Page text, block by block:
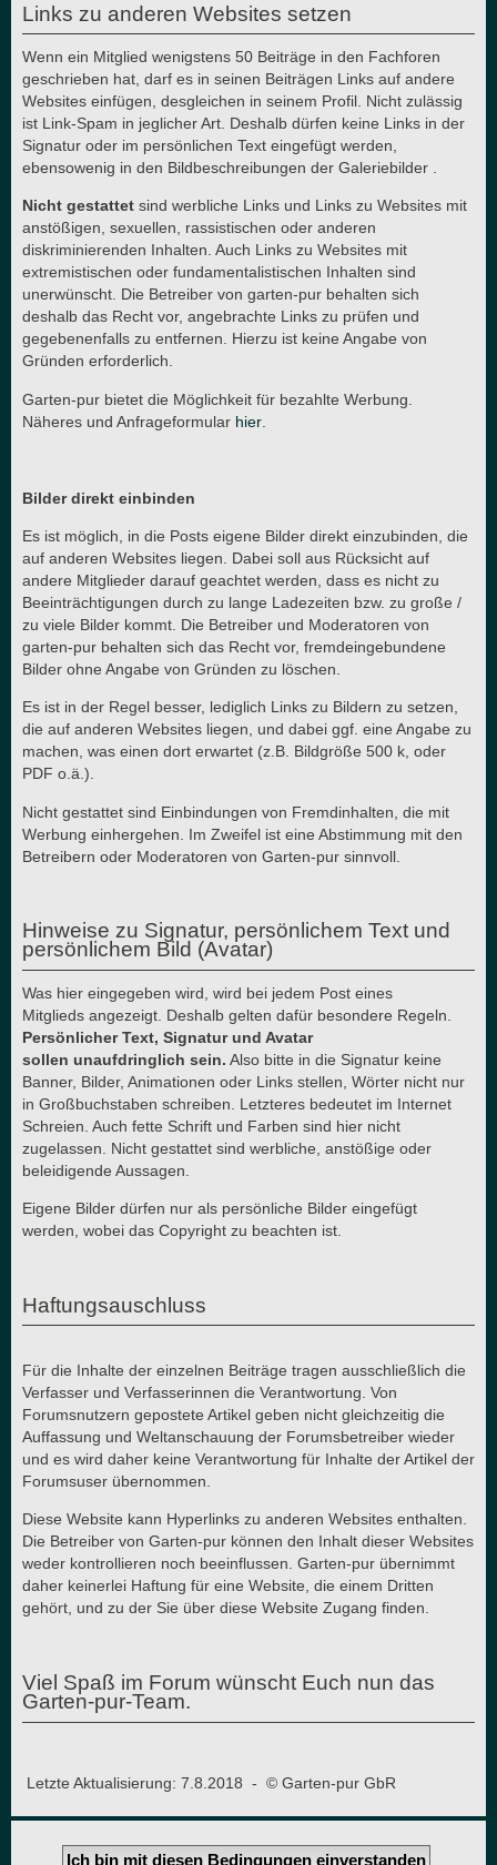
Links zu anderen Websites setzen
Wenn ein Mitglied wenigstens 50 Beiträge in den Fachforen
geschrieben hat, darf es in seinen Beiträgen Links auf andere
Websites einfügen, desgleichen in seinem Profil. Nicht zulässig
ist Link-Spam in jeglicher Art. Deshalb dürfen keine Links in der
Signatur oder im persönlichen Text eingefügt werden,
ebensowenig in den Bildbeschreibungen der Galeriebilder .
Nicht gestattet sind werbliche Links und Links zu Websites mit
anstößigen, sexuellen, rassistischen oder anderen
diskriminierenden Inhalten. Auch Links zu Websites mit
extremistischen oder fundamentalistischen Inhalten sind
unerwünscht. Die Betreiber von garten-pur behalten sich
deshalb das Recht vor, angebrachte Links zu prüfen und
gegebenenfalls zu entfernen. Hierzu ist keine Angabe von
Gründen erforderlich.
Garten-pur bietet die Möglichkeit für bezahlte Werbung.
Näheres und Anfrageformular hier
Bilder direkt einbinden
Es ist möglich, in die Posts eigene Bilder direkt einzubinden, die
auf anderen Websites liegen. Dabei soll aus Rücksicht auf
andere Mitglieder darauf geachtet werden, dass es nicht zu
Beeinträchtigungen durch zu lange Ladezeiten bzw. zu große /
zu viele Bilder kommt. Die Betreiber und Moderatoren von
garten-pur behalten sich das Recht vor, fremdeingebundene
Bilder ohne Angabe von Gründen zu löschen.
Es ist in der Regel besser, lediglich Links zu Bildern zu setzen,
die auf anderen Websites liegen, und dabei ggf. eine Angabe zu
machen, was einen dort erwartet (z.B. Bildgröße 500 k, oder
PDF o.ä.).
Nicht gestattet sind Einbindungen von Fremdinhalten, die mit
Werbung einhergehen. Im Zweifel ist eine Abstimmung mit den
Betreibern oder Moderatoren von Garten-pur sinnvoll.
Hinweise zu Signatur, persönlichem Text und
persönlichem Bild (Avatar)
Was hier eingegeben wird, wird bei jedem Post eines
Mitglieds angezeigt. Deshalb gelten dafür besondere Regeln.
Persönlicher Text, Signatur und Avatar
sollen unaufdringlich sein. Also bitte in die Signatur keine
Banner, Bilder, Animationen oder Links stellen, Wörter nicht nur
in Großbuchstaben schreiben. Letzteres bedeutet im Internet
Schreien. Auch fette Schrift und Farben sind hier nicht
zugelassen. Nicht gestattet sind werbliche, anstößige oder
beleidigende Aussagen.
Eigene Bilder dürfen nur als persönliche Bilder eingefügt
werden, wobei das Copyright zu beachten ist.
Haftungsauschluss
Für die Inhalte der einzelnen Beiträge tragen ausschließlich die
Verfasser und Verfasserinnen die Verantwortung. Von
Forumsnutzern gepostete Artikel geben nicht gleichzeitig die
Auffassung und Weltanschauung der Forumsbetreiber wieder
und es wird daher keine Verantwortung für Inhalte der Artikel der
Forumsuser übernommen.
Diese Website kann Hyperlinks zu anderen Websites enthalten.
Die Betreiber von Garten-pur können den Inhalt dieser Websites
weder kontrollieren noch beeinflussen. Garten-pur übernimmt
daher keinerlei Haftung für eine Website, die einem Dritten
gehört, und zu der Sie über diese Website Zugang finden.
Viel Spaß im Forum wünscht Euch nun das
Garten-pur-Team.
Letzte Aktualisierung: 7.8.2018 - © Garten-pur GbR